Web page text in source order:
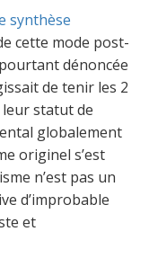
synthèse
cette mode post-
dénoncée
de tenir les 2
statut de
globalement
originel s’est
n’est pas un
d’improbable
et